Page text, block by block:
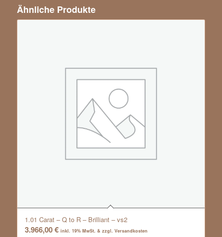
Ähnliche Produkte
1.01 Carat – Q to R – Brilliant – vs2
3.966,00€ inkl. 19% MwSt. & zzgl. Versandkosten